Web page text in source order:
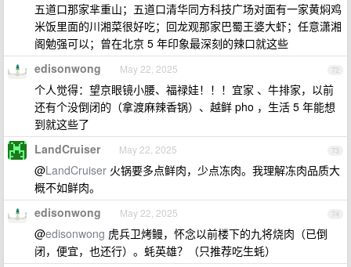
五道口那家芈重山；五道口清华同方科技广场对面有一家黄焖鸡
米饭里面的川湘菜很好吃；回龙观那家巴蜀王婆大虾；任意潇湘
阁勉强可以；曾在北京 5 年印象最深刻的辣口就这些
72
edisonwong May 22, 2025
个人觉得：望京眼镜小腰、福禄娃！！！宜家 、牛排家，以前
还有个没倒闭的（拿渡麻辣香锅）、越鲜 pho ，生活 5 年能想
到就这些了
73
LandCruiser May 22, 2025
@LandCruiser 火锅要多点鲜肉，少点冻肉。我理解冻肉品质大
概不如鲜肉。
74
edisonwong May 22, 2025
@edisonwong 虎兵卫烤鳗，怀念以前楼下的九将烧肉（已倒
闭，便宜，也还行）。蚝英雄？（只推荐吃生蚝）